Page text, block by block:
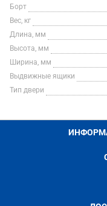
Борт
Вес, кг
Длина, мм
Высота, мм
Ширина, мм
Выдвижные ящики
Тип двери